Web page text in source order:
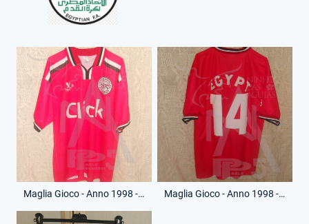
Maglia Gioco - Anno 1998 - 14 - (Fronte) Maglia Gioco - Anno 1998 - 14 - (Retro)